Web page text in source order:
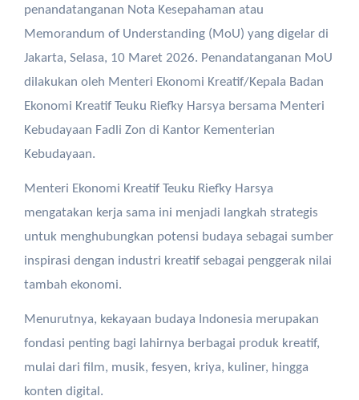
penandatanganan Nota Kesepahaman atau
Memorandum of Understanding (MoU) yang digelar di
Jakarta, Selasa, 10 Maret 2026. Penandatanganan MoU
dilakukan oleh Menteri Ekonomi Kreatif/Kepala Badan
Ekonomi Kreatif Teuku Riefky Harsya bersama Menteri
Kebudayaan Fadli Zon di Kantor Kementerian
Kebudayaan.
Menteri Ekonomi Kreatif Teuku Riefky Harsya
mengatakan kerja sama ini menjadi langkah strategis
untuk menghubungkan potensi budaya sebagai sumber
inspirasi dengan industri kreatif sebagai penggerak nilai
tambah ekonomi.
Menurutnya, kekayaan budaya Indonesia merupakan
fondasi penting bagi lahirnya berbagai produk kreatif,
mulai dari film, musik, fesyen, kriya, kuliner, hingga
konten digital.